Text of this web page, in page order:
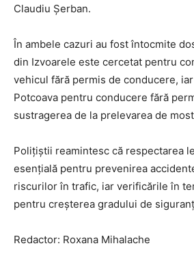
Claudiu Șerban.
În ambele cazuri au fost întocmite
din Izvoarele este cercetat pentru
vehicul fără permis de conducere,
Potcoava pentru conducere fără
sustragerea de la prelevarea de
Polițiștii reamintesc că respectarea
esențială pentru prevenirea
riscurilor în trafic, iar verificările în
pentru creșterea gradului de
Redactor: Roxana Mihalache